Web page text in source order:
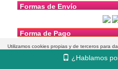
Formas de Envío
Forma de Pago
¿Hablamos
Utilizamos cookies propias y de terceros para
navegar aceptas su uso.